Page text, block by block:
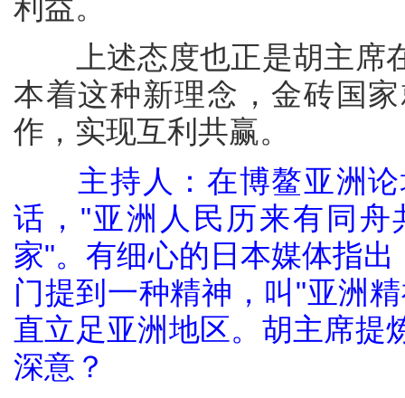
利益。
上述态度也正是胡主席
本着这种新理念，金砖国
作，实现互利共赢。
主持人：在博鳌亚洲
话，"亚洲人民历来有同
家"。有细心的日本媒体指
门提到一种精神，叫"亚洲
直立足亚洲地区。胡主席提
深意？